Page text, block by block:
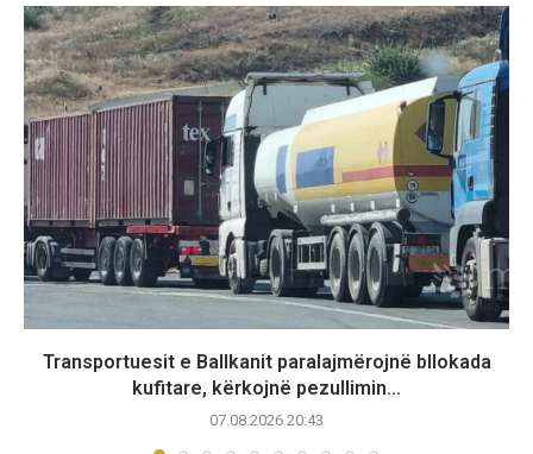
Transportuesit e Ballkanit paralajmërojnë bllokada
kufitare, kërkojnë pezullimin...
07.08.2026 20:43